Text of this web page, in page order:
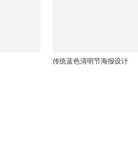
传统蓝色清明节海报设计